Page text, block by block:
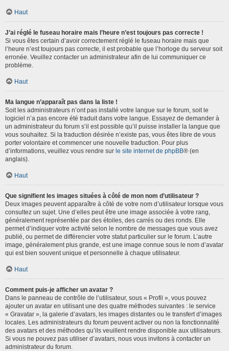
Haut
J’ai réglé le fuseau horaire mais l’heure n’est toujours pas correcte !
Si vous êtes certain d’avoir correctement réglé le fuseau horaire mais que
l’heure n’est toujours pas correcte, il est probable que l’horloge du serveur soit
erronée. Veuillez contacter un administrateur afin de lui communiquer ce
problème.
Haut
Ma langue n’apparaît pas dans la liste !
Soit les administrateurs n’ont pas installé votre langue sur le forum, soit le
logiciel n’a pas encore été traduit dans votre langue. Essayez de demander à
un administrateur du forum s’il est possible qu’il puisse installer la langue que
vous souhaitez. Si la traduction désirée n’existe pas, vous êtes libre de vous
porter volontaire et commencer une nouvelle traduction. Pour plus
d’informations, veuillez vous rendre sur le site internet de phpBB® (en
anglais).
Haut
Que signifient les images situées à côté de mon nom d’utilisateur ?
Deux images peuvent apparaître à côté de votre nom d’utilisateur lorsque vous
consultez un sujet. Une d’elles peut être une image associée à votre rang,
généralement représentée par des étoiles, des carrés ou des ronds. Elle
permet d’indiquer votre activité selon le nombre de messages que vous avez
publié, ou permet de différencier votre statut particulier sur le forum. L’autre
image, généralement plus grande, est une image connue sous le nom d’avatar
qui est bien souvent unique et personnelle à chaque utilisateur.
Haut
Comment puis-je afficher un avatar ?
Dans le panneau de contrôle de l’utilisateur, sous « Profil », vous pouvez
ajouter un avatar en utilisant une des quatre méthodes suivantes : le service
« Gravatar », la galerie d’avatars, les images distantes ou le transfert d’images
locales. Les administrateurs du forum peuvent activer ou non la fonctionnalité
des avatars et des méthodes qu’ils veuillent rendre disponible aux utilisateurs.
Si vous ne pouvez pas utiliser d’avatars, nous vous invitons à contacter un
administrateur du forum.